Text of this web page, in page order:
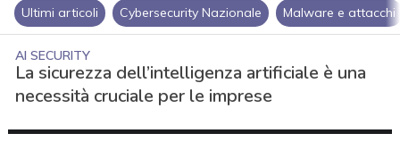
Ultimi articoli Cybersecurity Nazionale Malware e attacchi
AI SECURITY
La sicurezza dell’intelligenza artificiale è una
necessità cruciale per le imprese